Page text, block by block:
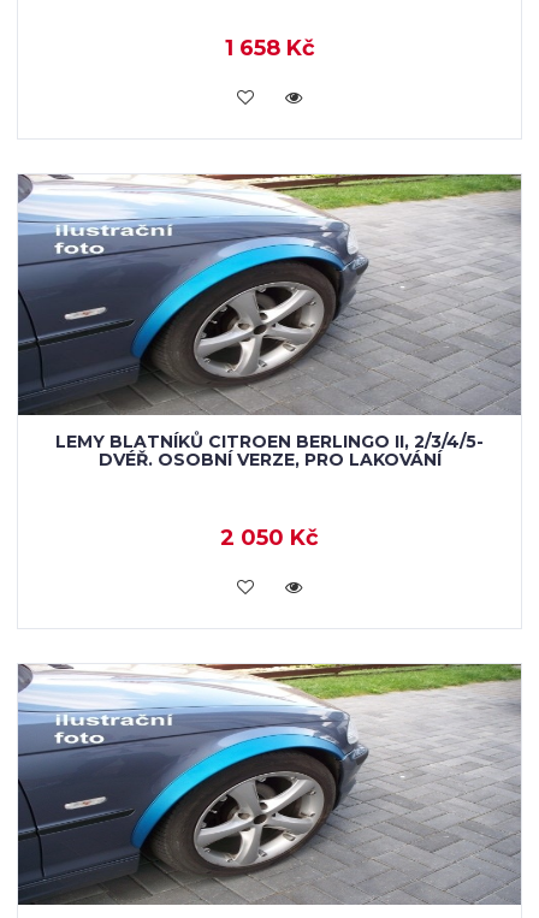
1 658 Kč
KOUPIT
LEMY BLATNÍKŮ CITROEN BERLINGO II, 2/3/4/5-
DVÉŘ. OSOBNÍ VERZE, PRO LAKOVÁNÍ
2 050 Kč
KOUPIT